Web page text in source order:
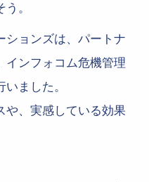
。
ションズは、パートナ
インフォコム危機管理
ました。
や、実感している効果